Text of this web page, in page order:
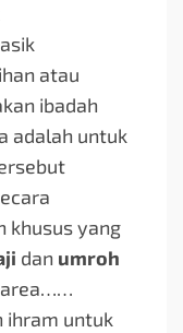
atau
ibadah
adalah untuk
khusus yang
dan umroh
…
ihram untuk